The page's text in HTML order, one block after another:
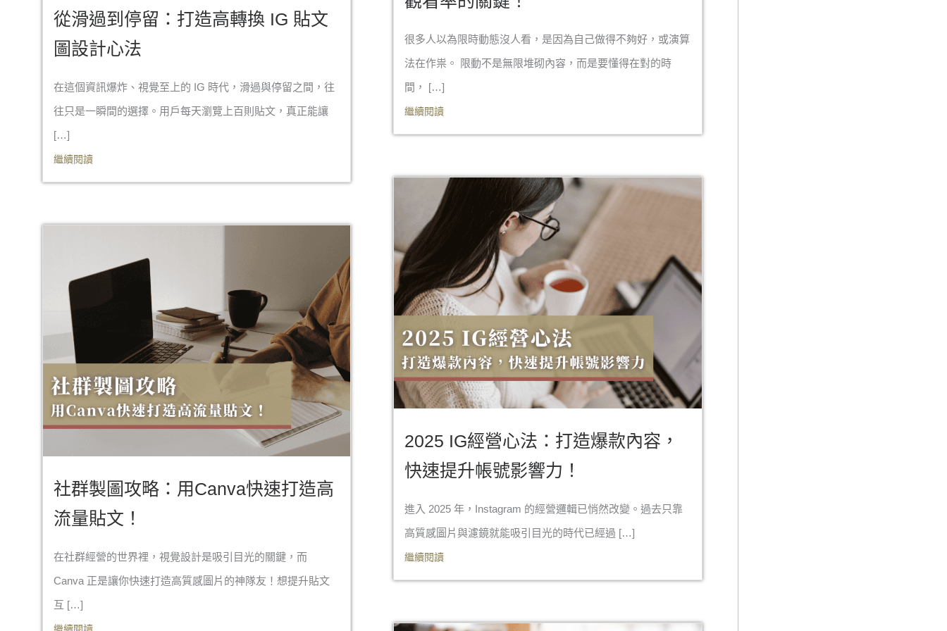
很多人以為限時動態沒人看，是因為自己做得不夠好，或演算
法在作祟。 限動不是無限堆砌內容，而是要懂得在對的時
間， […]
繼續閱讀
從滑過到停留：打造高轉換 IG 貼文
圖設計心法
在這個資訊爆炸、視覺至上的 IG 時代，滑過與停留之間，往
往只是一瞬間的選擇。用戶每天瀏覽上百則貼文，真正能讓
[…]
繼續閱讀
2025 IG經營心法：打造爆款內容，
快速提升帳號影響力！
進入 2025 年，Instagram 的經營邏輯已悄然改變。過去只靠
高質感圖片與濾鏡就能吸引目光的時代已經過 […]
繼續閱讀
社群製圖攻略：用Canva快速打造高
流量貼文！
在社群經營的世界裡，視覺設計是吸引目光的關鍵，而
Canva 正是讓你快速打造高質感圖片的神隊友！想提升貼文
互 […]